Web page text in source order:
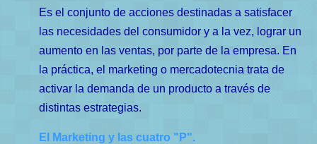
Es el conjunto de acciones destinadas a satisfacer
las necesidades del consumidor y a la vez, lograr un
aumento en las ventas, por parte de la empresa. En
la práctica, el marketing o mercadotecnia trata de
activar la demanda de un producto a través de
distintas estrategias.
El Marketing y las cuatro "P".